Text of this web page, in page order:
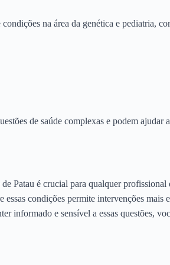
na área da genética e pediatria,
de saúde complexas e podem ajudar
Patau é crucial para qualquer profissional
condições permite intervenções mais
informado e sensível a essas questões,